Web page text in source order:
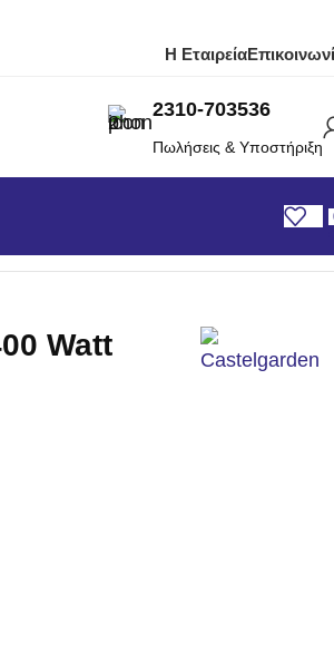
Η Εταιρεία
2310-703536
Πωλήσεις & Υποστήριξη
Watt